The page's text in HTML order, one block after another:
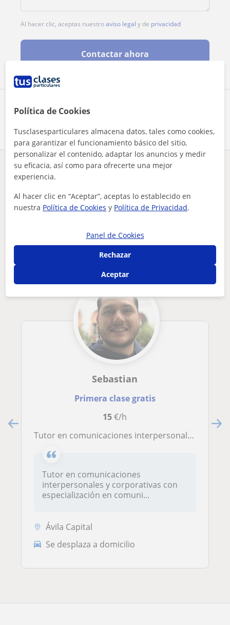
Comparte a este profesor
Al hacer clic, aceptas nuestroaviso legal y de privacidad
Contactar ahora
¿Hay algún error en este perfil?Cuéntanos
Tus clases particulares Comunicación
Ávila
profesional en comunicación se como tratar con niños de mane...
Otros profesores de Comunicación en
Ávila que pueden interesarte
Sebastian
Primera clase gratis
15€/h
Tutor en comunicaciones interpersonales y corporativas con especialización en comunicación estratégica, comunicación organizacional y comunicación digital
Tutor en comunicaciones
interpersonales y corporativas con
especialización en comuni...
Ávila Capital
Se desplaza a domicilio
Política de Cookies
Tusclasesparticulares almacena datos, tales como cookies,
para garantizar el funcionamiento básico del sitio,
personalizar el contenido, adaptar los anuncios y medir
su eficacia, así como para ofrecerte una mejor
experiencia.
Al hacer clic en “Aceptar”, aceptas lo establecido en
nuestra Política de Cookies y Política de Privacidad.
Panel de Cookies
Rechazar
Aceptar